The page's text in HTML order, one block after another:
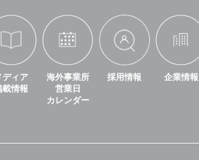
ディア
載情報
海外事業所
営業日
カレンダー
採用情報 企業情報